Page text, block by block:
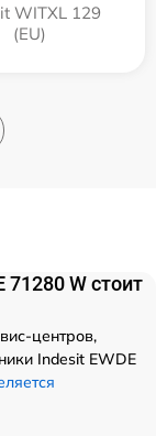
WITXL 129
(EU)
W стоит
центров,
Indesit EWDE